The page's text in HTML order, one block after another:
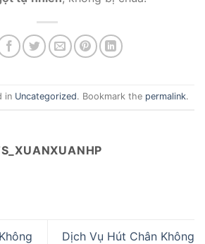
in Uncategorized. Bookmark the permalink.
Dịch Vụ Hút Chân Không